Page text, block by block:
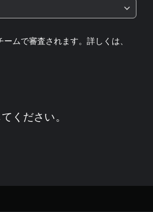
ムで審査されます。詳しくは、
ください。